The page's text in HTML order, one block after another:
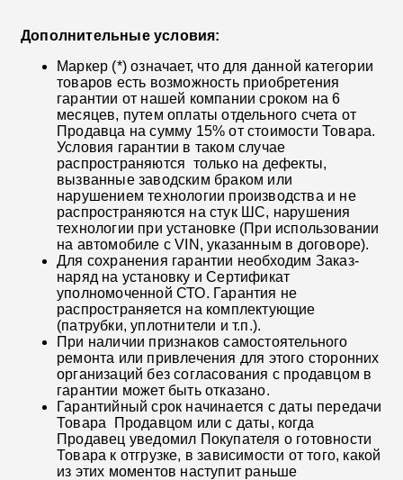
Дополнительные условия:
Маркер (*) означает, что для данной категории
товаров есть возможность приобретения
гарантии от нашей компании сроком на 6
месяцев, путем оплаты отдельного счета от
Продавца на сумму 15% от стоимости Товара.
Условия гарантии в таком случае
распространяются только на дефекты,
вызванные заводским браком или
нарушением технологии производства и не
распространяются на стук ШС, нарушения
технологии при установке (При использовании
на автомобиле с VIN, указанным в договоре).
Для сохранения гарантии необходим Заказ-
наряд на установку и Сертификат
уполномоченной СТО. Гарантия не
распространяется на комплектующие
(патрубки, уплотнители и т.п.).
При наличии признаков самостоятельного
ремонта или привлечения для этого сторонних
организаций без согласования с продавцом в
гарантии может быть отказано.
Гарантийный срок начинается с даты передачи
Товара Продавцом или с даты, когда
Продавец уведомил Покупателя о готовности
Товара к отгрузке, в зависимости от того, какой
из этих моментов наступит раньше